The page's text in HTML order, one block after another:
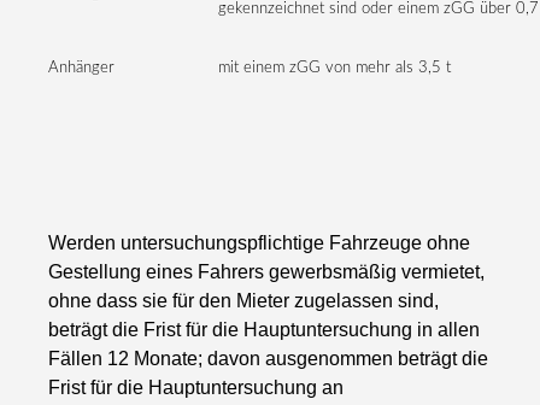
gekennzeichnet sind oder einem zGG über
Anhänger mit einem zGG von mehr als 3,5 t
Werden untersuchungspflichtige Fahrzeuge ohne
Gestellung eines Fahrers gewerbsmäßig vermietet,
ohne dass sie für den Mieter zugelassen sind,
beträgt die Frist für die Hauptuntersuchung in allen
Fällen 12 Monate; davon ausgenommen beträgt die
Frist für die Hauptuntersuchung an